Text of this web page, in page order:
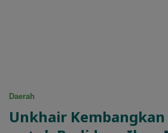
Daerah
Unkhair